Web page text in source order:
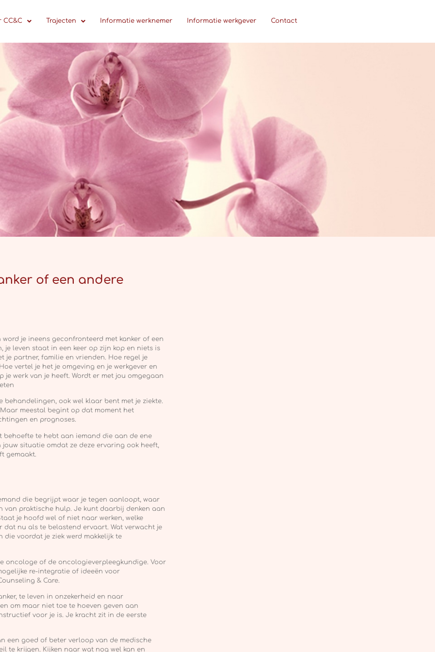
CC&C Trajecten Informatie werknemer Informatie werkgever Contact
of een andere
je ineens geconfronteerd met kanker of een
je leven staat in een keer op zijn kop en niets is
je partner, familie en vrienden. Hoe regel je
vertel je het je omgeving en je werkgever en
werk van je heeft. Wordt er met jou omgegaan
ook wel klaar bent met je ziekte.
meestal begint op dat moment het
en prognoses.
te hebt aan iemand die aan de ene
situatie omdat ze deze ervaring ook heeft,
gemaakt.
die begrijpt waar je tegen aanloopt, waar
van praktische hulp. Je kunt daarbij denken aan
je hoofd wel of niet naar werken, welke
nu als te belastend ervaart. Wat verwacht je
voordat je ziek werd makkelijk te
oncologe of de oncologieverpleegkundige. Voor
re-integratie of ideeën voor
& Care.
te leven in onzekerheid en naar
om maar niet toe te hoeven geven aan
voor je is. Je kracht zit in de eerste
een goed of beter verloop van de medische
te krijgen. Kijken naar wat nog wel kan en